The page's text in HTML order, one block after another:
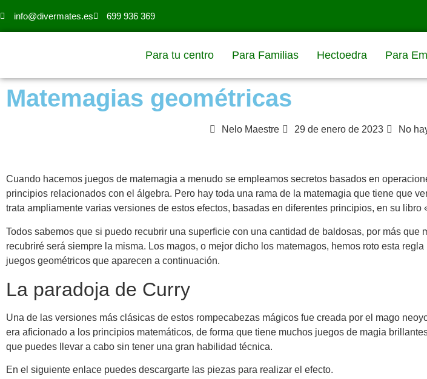
info@divermates.es 699 936 369
Para tu centro Para Familias Hectoedra Para
Matemagias geométricas
Nelo Maestre 29 de enero de 2023 No
Cuando hacemos juegos de matemagia a menudo se empleamos secretos basados en
principios relacionados con el álgebra. Pero hay toda una rama de la matemagia que tiene que
trata ampliamente varias versiones de estos efectos, basadas en diferentes principios, en su libro
Todos sabemos que si puedo recubrir una superficie con una cantidad de baldosas, por más que
recubriré será siempre la misma. Los magos, o mejor dicho los matemagos, hemos roto esta
juegos geométricos que aparecen a continuación.
La paradoja de Curry
Una de las versiones más clásicas de estos rompecabezas mágicos fue creada por el mago
era aficionado a los principios matemáticos, de forma que tiene muchos juegos de magia
que puedes llevar a cabo sin tener una gran habilidad técnica.
En el siguiente enlace puedes descargarte las piezas para realizar el efecto.